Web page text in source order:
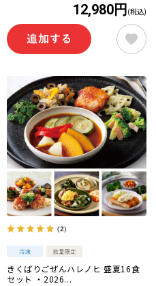
12,980円 (税込)
（2）
きくばりごぜんハレノヒ 盛夏16食
セット ・2026...